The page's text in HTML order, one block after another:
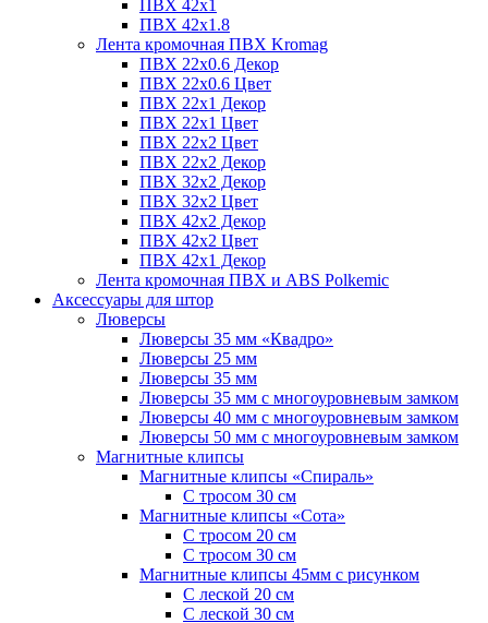
ПВХ 42х1
ПВХ 42х1.8
Лента кромочная ПВХ Kromag
ПВХ 22x0.6 Декор
ПВХ 22x0.6 Цвет
ПВХ 22x1 Декор
ПВХ 22x1 Цвет
ПВХ 22x2 Цвет
ПВХ 22x2 Декор
ПВХ 32x2 Декор
ПВХ 32x2 Цвет
ПВХ 42x2 Декор
ПВХ 42x2 Цвет
ПВХ 42x1 Декор
Лента кромочная ПВХ и ABS Polkemic
Аксессуары для штор
Люверсы
Люверсы 35 мм «Квадро»
Люверсы 25 мм
Люверсы 35 мм
Люверсы 35 мм с многоуровневым замком
Люверсы 40 мм с многоуровневым замком
Люверсы 50 мм с многоуровневым замком
Магнитные клипсы
Магнитные клипсы «Спираль»
С тросом 30 см
Магнитные клипсы «Сота»
С тросом 20 см
С тросом 30 см
Магнитные клипсы 45мм с рисунком
С леской 20 см
С леской 30 см